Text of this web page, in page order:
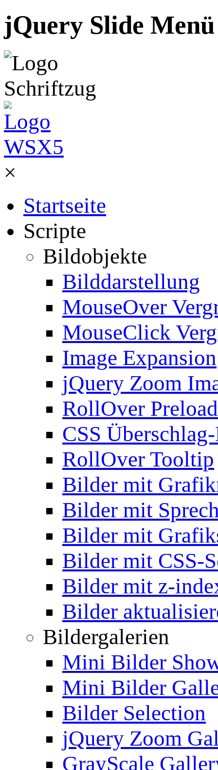
jQuery Slide
×
Startseite
Scripte
Bildobjekte
Bilddarstellung
MouseOver
MouseClick
Image Expansion
jQuery Zoom
RollOver Preload
CSS
RollOver Tooltip
Bilder mit
Bilder mit
Bilder mit
Bilder mit CSS-
Bilder mit z-
Bilder
Bildergalerien
Mini Bilder
Mini Bilder
Bilder Selection
jQuery Zoom
GrayScale